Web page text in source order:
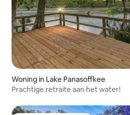
Woning in Lake Panasoffkee
Prachtige retraite aan het water!